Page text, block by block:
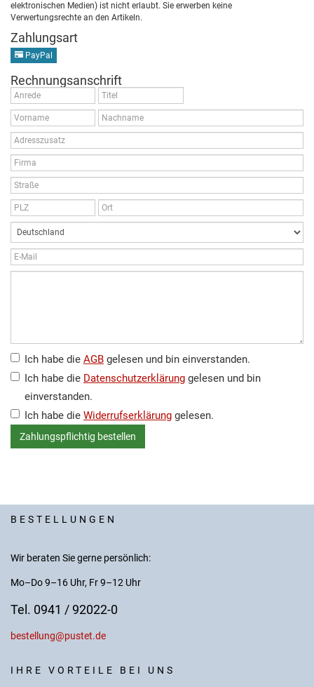
elektronischen Medien) ist nicht erlaubt. Sie erwerben keine
Verwertungsrechte an den Artikeln.
Zahlungsart
PayPal
Rechnungsanschrift
Ich habe die AGB gelesen und bin einverstanden.
Ich habe die Datenschutzerklärung gelesen und bin
einverstanden.
Ich habe die Widerrufserklärung gelesen.
BESTELLUNGEN
Wir beraten Sie gerne persönlich:
Mo–Do 9–16 Uhr, Fr 9–12 Uhr
Tel. 0941 / 92022-0
bestellung@pustet.de
IHRE VORTEILE BEI UNS